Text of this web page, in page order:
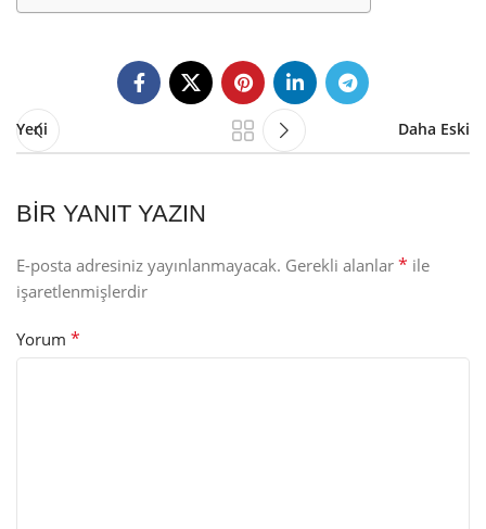
Yeni Daha Eski
BIR YANIT YAZIN
E-posta adresiniz yayınlanmayacak. Gerekli alanlar * ile
işaretlenmişlerdir
Yorum *